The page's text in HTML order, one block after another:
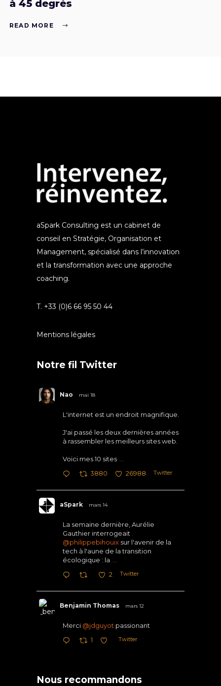
à 45 degrés
READ MORE
aSpark Consulting est un cabinet de
conseil en Stratégie, Organisation et
Management, spécialisé dans l’innovation
et la transformation avec une approche
coaching.
T. +33 (0)6 66 95 50 44
Mentions légales
Notre fil Twitter
Nao mai 18
L'internet est un endroit magnifique.
J'ai passé les deux dernières années
à rassembler les meilleurs sites web.
Voici mes 10 sites
3880 26988 Twitter
aSpark mars 14
La semaine dernière, Aurélie
Gauthier interrogeait
@philippebihouix sur l'avenir de la
tech à l'aune de la transition
écologique : la
2 Twitter
Benjamin Thomas mars 12
Merci @jdguyot passionant
1 Twitter
Nous recommandons